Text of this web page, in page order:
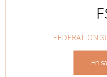
FEDERATION
En